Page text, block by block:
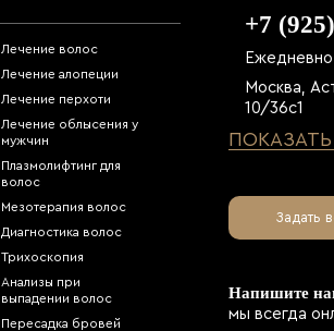
Лечение волос
Лечение алопеции
Лечение перхоти
Лечение облысения у
мужчин
Плазмолифтинг для
волос
Мезотерапия волос
Диагностика волос
Трихоскопия
Анализы при
выпадении волос
Пересадка бровей
+7
Москва,
10/36с1
Задать
Напишите
мы всегда